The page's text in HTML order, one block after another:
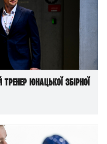
юнацької збірної